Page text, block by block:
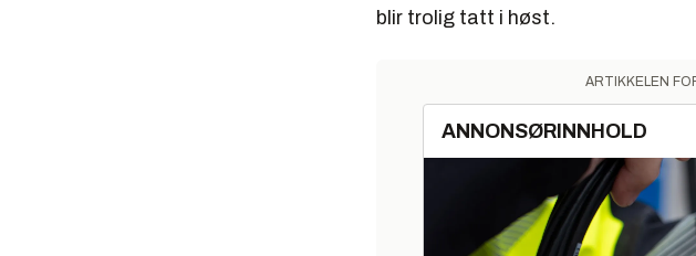
blir trolig tatt i høst.
ARTIKKELEN
ANNONSØRINNHOLD